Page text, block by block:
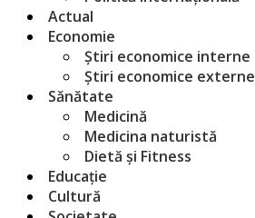
Actual
Economie
Știri economice interne
Știri economice externe
Sănătate
Medicină
Medicina naturistă
Dietă și Fitness
Educație
Cultură